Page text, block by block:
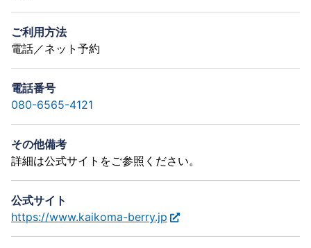
ご利用方法
電話／ネット予約
電話番号
080-6565-4121
その他備考
詳細は公式サイトをご参照ください。
公式サイト
https://www.kaikoma-berry.jp